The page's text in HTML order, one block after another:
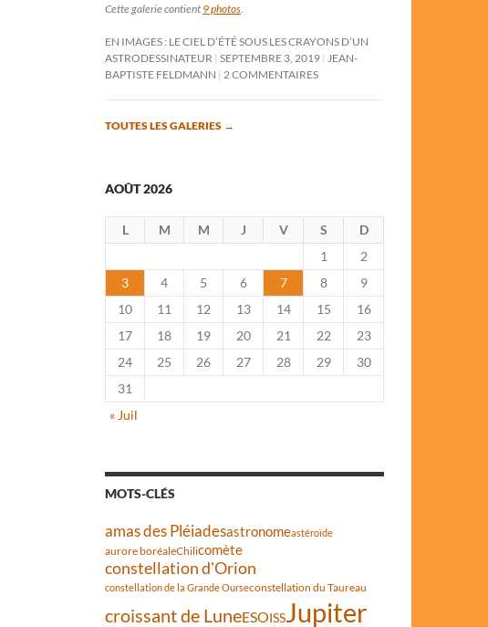
Cette galerie contient 9 photos
EN IMAGES : LE CIEL D’ÉTÉ SOUS LES CRAYONS D’UN
ASTRODESSINATEUR SEPTEMBRE 3, 2019
JEAN-
BAPTISTE FELDMANN
2 COMMENTAIRES
TOUTES LES GALERIES →
AOÛT 2026
L M M J V S
D
1
2
3
4 5 6 7 8
9
10
11 12 13 14 15
16
17
18 19 20 21 22
23
24
25 26 27 28 29
30
31
« Juil
MOTS-CLÉS
amas des Pléiadesastronomeastéroïde
aurore boréaleChilicomète
constellation d'Orion
constellation de la Grande Ourseconstellation du Taureau
croissant de LuneESOISSJupiter